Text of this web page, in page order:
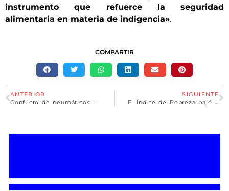
instrumento que refuerce la seguridad
alimentaria en materia de indigencia».
COMPARTIR
ANTERIOR
SIGUIENTE